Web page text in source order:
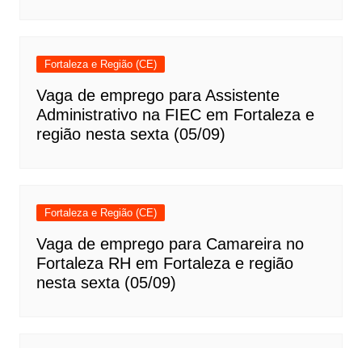
Fortaleza e Região (CE)
Vaga de emprego para Assistente
Administrativo na FIEC em Fortaleza e
região nesta sexta (05/09)
Fortaleza e Região (CE)
Vaga de emprego para Camareira no
Fortaleza RH em Fortaleza e região
nesta sexta (05/09)